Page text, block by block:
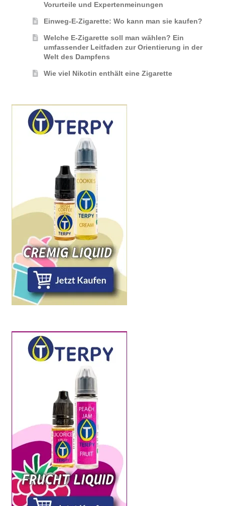
Vorurteile und Expertenmeinungen
Einweg-E-Zigarette: Wo kann man sie kaufen?
Welche E-Zigarette soll man wählen? Ein
umfassender Leitfaden zur Orientierung in der
Welt des Dampfens
Wie viel Nikotin enthält eine Zigarette